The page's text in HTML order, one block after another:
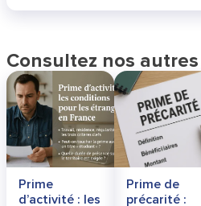
Consultez nos
Prime
d’activité : les
Prime de
précarité :